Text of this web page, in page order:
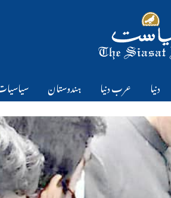
دنیا عرب دنیا ہندوستان